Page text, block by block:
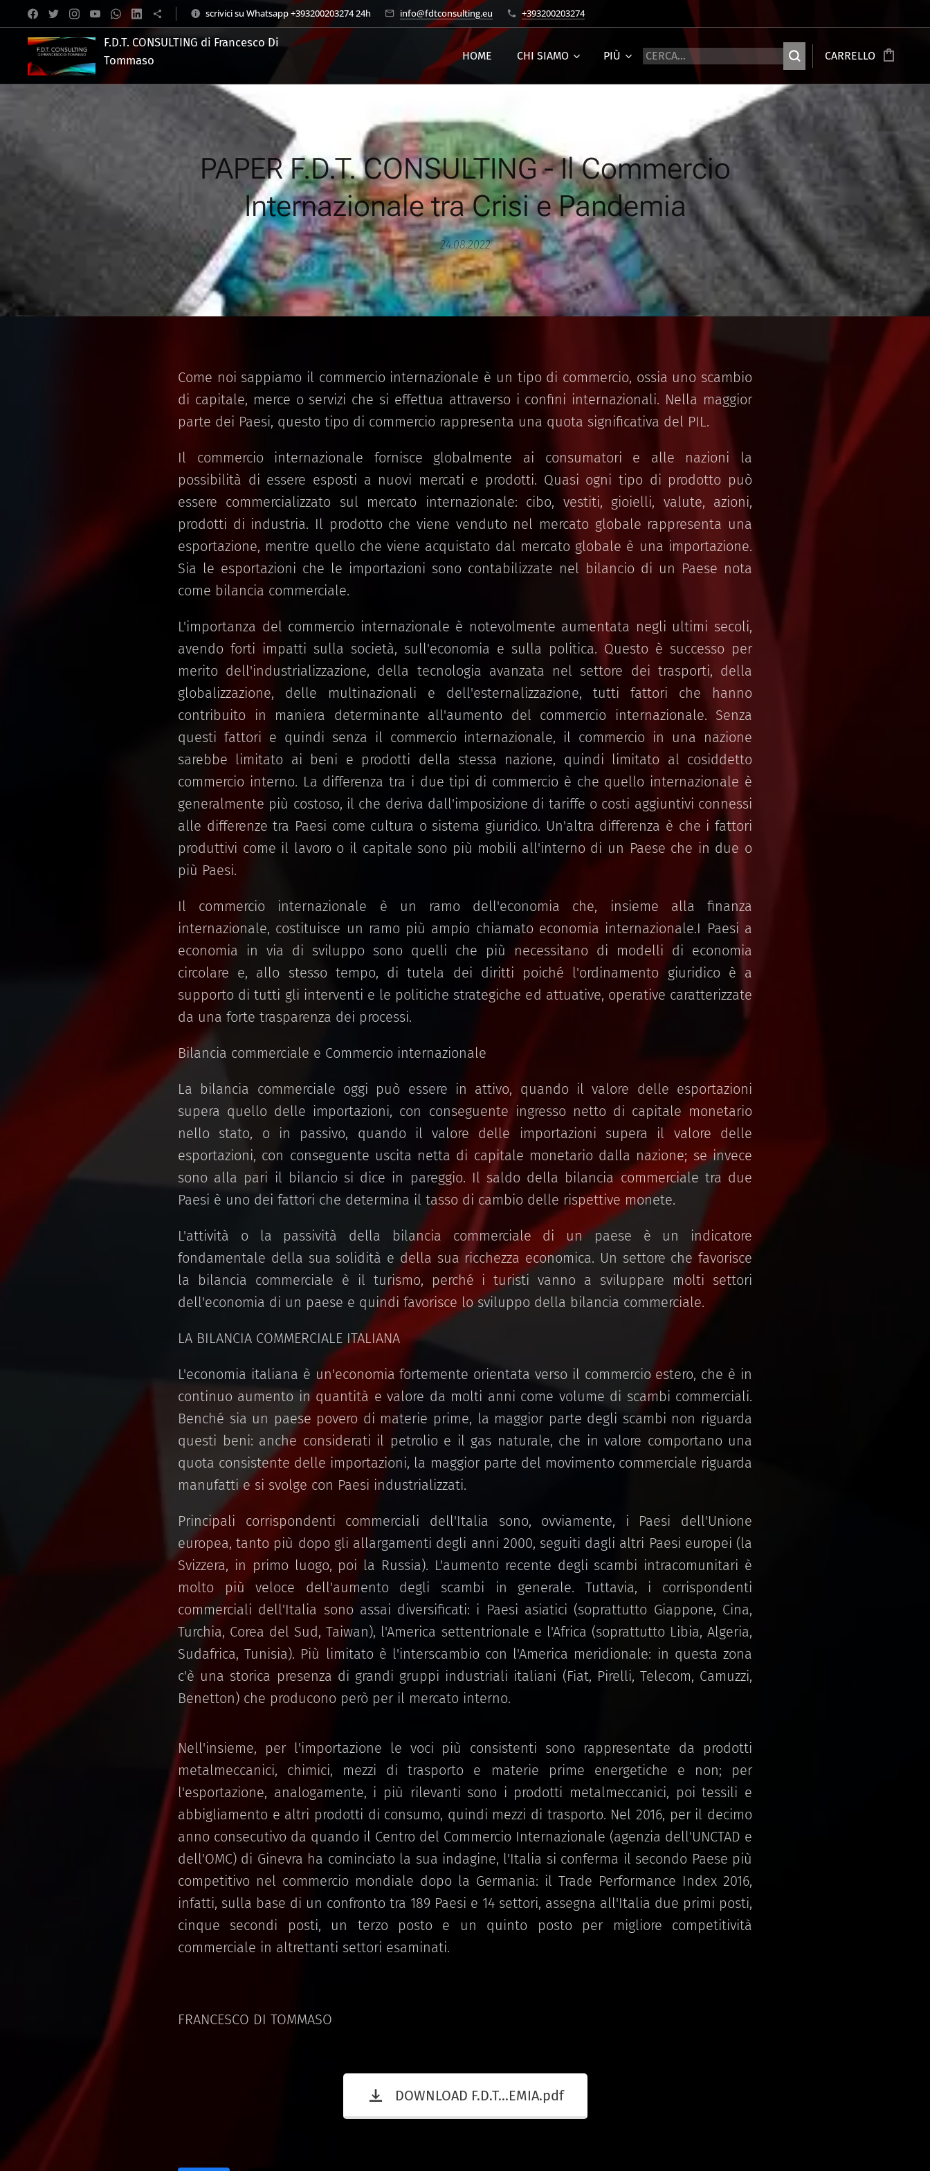
scrivici su Whatsapp +393200203274 24h info@fdtconsulting.eu +393200203274
F.D.T. CONSULTING di Francesco Di
Tommaso
.
HOME CHI SIAMO PIÙ CARRELLO
PAPER F.D.T. CONSULTING - Il Commercio
Internazionale tra Crisi e Pandemia
24.08.2022
Come noi sappiamo il commercio internazionale è un tipo di commercio, ossia uno scambio
di capitale, merce o servizi che si effettua attraverso i confini internazionali. Nella maggior
parte dei Paesi, questo tipo di commercio rappresenta una quota significativa del PIL.
Il commercio internazionale fornisce globalmente ai consumatori e alle nazioni la
possibilità di essere esposti a nuovi mercati e prodotti. Quasi ogni tipo di prodotto può
essere commercializzato sul mercato internazionale: cibo, vestiti, gioielli, valute, azioni,
prodotti di industria. Il prodotto che viene venduto nel mercato globale rappresenta una
esportazione, mentre quello che viene acquistato dal mercato globale è una importazione.
Sia le esportazioni che le importazioni sono contabilizzate nel bilancio di un Paese nota
come bilancia commerciale.
L'importanza del commercio internazionale è notevolmente aumentata negli ultimi secoli,
avendo forti impatti sulla società, sull'economia e sulla politica. Questo è successo per
merito dell'industrializzazione, della tecnologia avanzata nel settore dei trasporti, della
globalizzazione, delle multinazionali e dell'esternalizzazione, tutti fattori che hanno
contribuito in maniera determinante all'aumento del commercio internazionale. Senza
questi fattori e quindi senza il commercio internazionale, il commercio in una nazione
sarebbe limitato ai beni e prodotti della stessa nazione, quindi limitato al cosiddetto
commercio interno. La differenza tra i due tipi di commercio è che quello internazionale è
generalmente più costoso, il che deriva dall'imposizione di tariffe o costi aggiuntivi connessi
alle differenze tra Paesi come cultura o sistema giuridico. Un'altra differenza è che i fattori
produttivi come il lavoro o il capitale sono più mobili all'interno di un Paese che in due o
più Paesi.
Il commercio internazionale è un ramo dell'economia che, insieme alla finanza
internazionale, costituisce un ramo più ampio chiamato economia internazionale.I Paesi a
economia in via di sviluppo sono quelli che più necessitano di modelli di economia
circolare e, allo stesso tempo, di tutela dei diritti poiché l'ordinamento giuridico è a
supporto di tutti gli interventi e le politiche strategiche ed attuative, operative caratterizzate
da una forte trasparenza dei processi.
Bilancia commerciale e Commercio internazionale
La bilancia commerciale oggi può essere in attivo, quando il valore delle esportazioni
supera quello delle importazioni, con conseguente ingresso netto di capitale monetario
nello stato, o in passivo, quando il valore delle importazioni supera il valore delle
esportazioni, con conseguente uscita netta di capitale monetario dalla nazione; se invece
sono alla pari il bilancio si dice in pareggio. Il saldo della bilancia commerciale tra due
Paesi è uno dei fattori che determina il tasso di cambio delle rispettive monete.
L'attività o la passività della bilancia commerciale di un paese è un indicatore
fondamentale della sua solidità e della sua ricchezza economica. Un settore che favorisce
la bilancia commerciale è il turismo, perché i turisti vanno a sviluppare molti settori
dell'economia di un paese e quindi favorisce lo sviluppo della bilancia commerciale.
LA BILANCIA COMMERCIALE ITALIANA
L'economia italiana è un'economia fortemente orientata verso il commercio estero, che è in
continuo aumento in quantità e valore da molti anni come volume di scambi commerciali.
Benché sia un paese povero di materie prime, la maggior parte degli scambi non riguarda
questi beni: anche considerati il petrolio e il gas naturale, che in valore comportano una
quota consistente delle importazioni, la maggior parte del movimento commerciale riguarda
manufatti e si svolge con Paesi industrializzati.
Principali corrispondenti commerciali dell'Italia sono, ovviamente, i Paesi dell'Unione
europea, tanto più dopo gli allargamenti degli anni 2000, seguiti dagli altri Paesi europei (la
Svizzera, in primo luogo, poi la Russia). L'aumento recente degli scambi intracomunitari è
molto più veloce dell'aumento degli scambi in generale. Tuttavia, i corrispondenti
commerciali dell'Italia sono assai diversificati: i Paesi asiatici (soprattutto Giappone, Cina,
Turchia, Corea del Sud, Taiwan), l'America settentrionale e l'Africa (soprattutto Libia, Algeria,
Sudafrica, Tunisia). Più limitato è l'interscambio con l'America meridionale: in questa zona
c'è una storica presenza di grandi gruppi industriali italiani (Fiat, Pirelli, Telecom, Camuzzi,
Benetton) che producono però per il mercato interno.
Nell'insieme, per l'importazione le voci più consistenti sono rappresentate da prodotti
metalmeccanici, chimici, mezzi di trasporto e materie prime energetiche e non; per
l'esportazione, analogamente, i più rilevanti sono i prodotti metalmeccanici, poi tessili e
abbigliamento e altri prodotti di consumo, quindi mezzi di trasporto. Nel 2016, per il decimo
anno consecutivo da quando il Centro del Commercio Internazionale (agenzia dell'UNCTAD e
dell'OMC) di Ginevra ha cominciato la sua indagine, l'Italia si conferma il secondo Paese più
competitivo nel commercio mondiale dopo la Germania: il Trade Performance Index 2016,
infatti, sulla base di un confronto tra 189 Paesi e 14 settori, assegna all'Italia due primi posti,
cinque secondi posti, un terzo posto e un quinto posto per migliore competitività
commerciale in altrettanti settori esaminati.
FRANCESCO DI TOMMASO
DOWNLOAD F.D.T...EMIA.pdf